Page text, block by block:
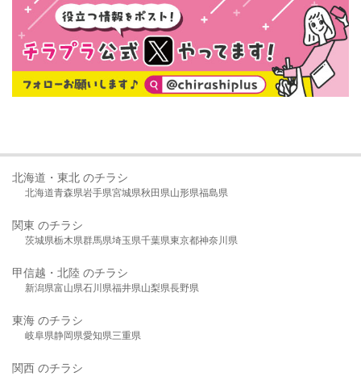
北海道・東北 のチラシ
北海道青森県岩手県宮城県秋田県山形県福島県
関東 のチラシ
茨城県栃木県群馬県埼玉県千葉県東京都神奈川県
甲信越・北陸 のチラシ
新潟県富山県石川県福井県山梨県長野県
東海 のチラシ
岐阜県静岡県愛知県三重県
関西 のチラシ